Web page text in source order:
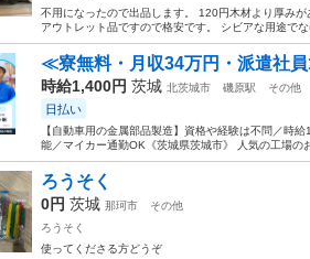
不用になったので出品します。 120円木材より厚み
アウトレット品ですので格安です。 シビアな用途で
≪寮無料・月収34万円・派遣社
時給1,400円 茨城 北茨城市 磯原駅 その他
日払い
【自動車用の金属部品製造】資格や経験は不問／時
能／マイカー通勤OK《茨城県茨城市》 人気の工場
ろうそく
0円 茨城 那珂市
その他
ろうそく
使ってくださる方どうぞ